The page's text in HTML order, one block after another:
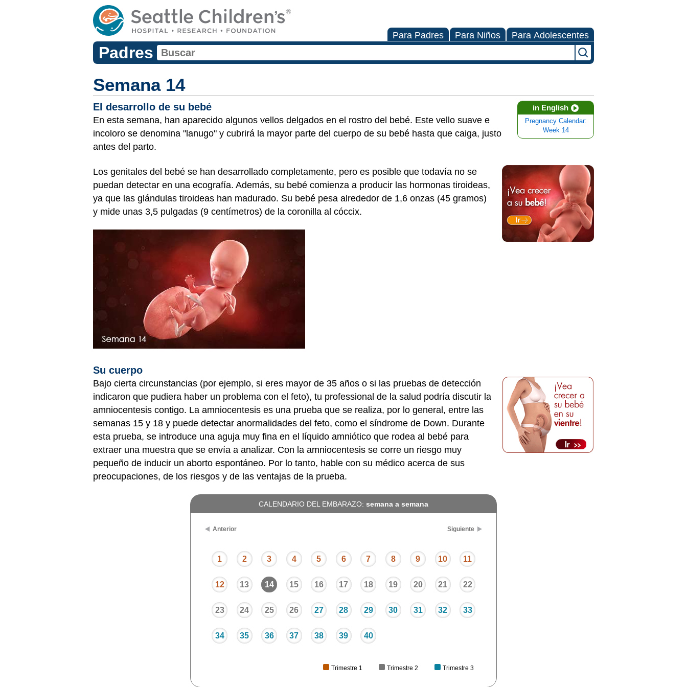
Para Padres Para Niños Para Adolescentes
Padres
Semana 14
in English
Pregnancy Calendar:
Week 14
El desarrollo de su bebé
En esta semana, han aparecido algunos vellos delgados en el rostro del bebé. Este vello suave e
incoloro se denomina "lanugo" y cubrirá la mayor parte del cuerpo de su bebé hasta que caiga, justo
antes del parto.
Los genitales del bebé se han desarrollado completamente, pero es posible que todavía no se
puedan detectar en una ecografía. Además, su bebé comienza a producir las hormonas tiroideas,
ya que las glándulas tiroideas han madurado. Su bebé pesa alrededor de 1,6 onzas (45 gramos)
y mide unas 3,5 pulgadas (9 centímetros) de la coronilla al cóccix.
Su cuerpo
Bajo cierta circunstancias (por ejemplo, si eres mayor de 35 años o si las pruebas de detección
indicaron que pudiera haber un problema con el feto), tu professional de la salud podría discutir la
amniocentesis contigo. La amniocentesis es una prueba que se realiza, por lo general, entre las
semanas 15 y 18 y puede detectar anormalidades del feto, como el síndrome de Down. Durante
esta prueba, se introduce una aguja muy fina en el líquido amniótico que rodea al bebé para
extraer una muestra que se envía a analizar. Con la amniocentesis se corre un riesgo muy
pequeño de inducir un aborto espontáneo. Por lo tanto, hable con su médico acerca de sus
preocupaciones, de los riesgos y de las ventajas de la prueba.
CALENDARIO DEL EMBARAZO: semana a semana
Anterior Siguiente
1 2 3 4 5 6 7 8 9 10 11
12 13 14 15 16 17 18 19 20 21 22
23 24 25 26 27 28 29 30 31 32 33
34 35 36 37 38 39 40
Trimestre 1 Trimestre 2 Trimestre 3